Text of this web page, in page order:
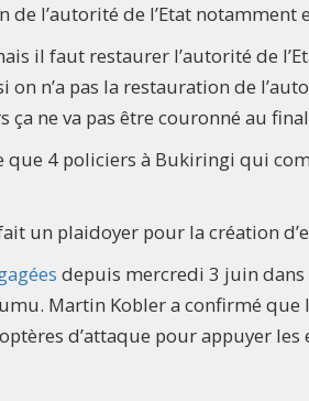
l’autorité de l’Etat notamment
il faut restaurer l’autorité de
n’a pas la restauration de
ça ne va pas être couronné au
que 4 policiers à Bukiringi qui
un plaidoyer pour la création
depuis mercredi 3 juin dans
Martin Kobler a confirmé
d’attaque pour appuyer les